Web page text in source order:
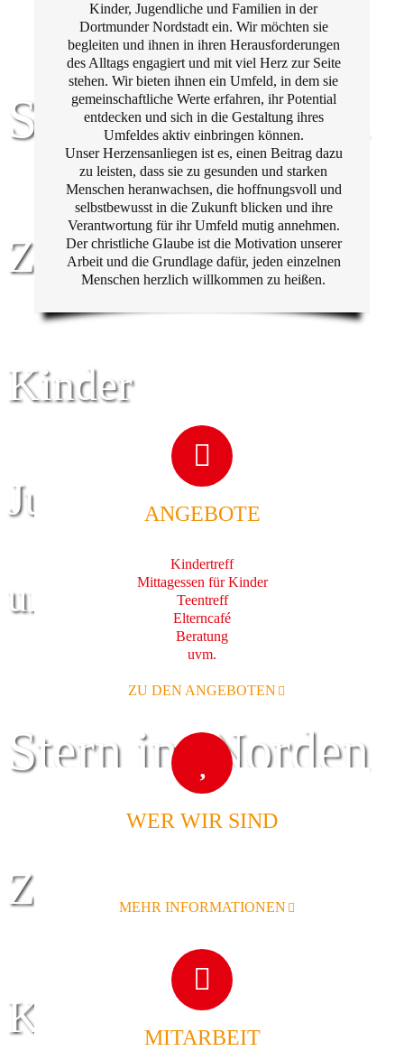
Stern im Norden
Zentrum für
Kinder
Jugend
und Familie
Stern im Norden
Zentrum für
Kinder
Kinder, Jugendliche und Familien in der
Dortmunder Nordstadt ein. Wir möchten sie
begleiten und ihnen in ihren Herausforderungen
des Alltags engagiert und mit viel Herz zur Seite
stehen. Wir bieten ihnen ein Umfeld, in dem sie
gemeinschaftliche Werte erfahren, ihr Potential
entdecken und sich in die Gestaltung ihres
Umfeldes aktiv einbringen können.
Unser Herzensanliegen ist es, einen Beitrag dazu
zu leisten, dass sie zu gesunden und starken
Menschen heranwachsen, die hoffnungsvoll und
selbstbewusst in die Zukunft blicken und ihre
Verantwortung für ihr Umfeld mutig annehmen.
Der christliche Glaube ist die Motivation unserer
Arbeit und die Grundlage dafür, jeden einzelnen
Menschen herzlich willkommen zu heißen.
ANGEBOTE
Kindertreff
Mittagessen für Kinder
Teentreff
Elterncafé
Beratung
uvm.
ZU DEN ANGEBOTEN
WER WIR SIND
MEHR INFORMATIONEN
MITARBEIT